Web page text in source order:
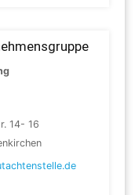
14- 16